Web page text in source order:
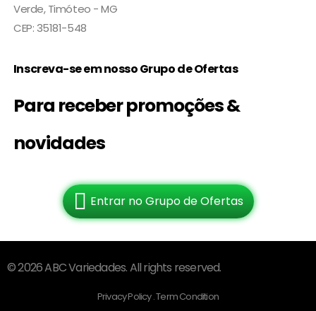
Verde, Timóteo - MG
CEP: 35181-548
Inscreva-se em nosso Grupo de Ofertas
Para receber promoções &
novidades
Entrar no Grupo de Ofertas
© 2026 ABC Variedades. All rights reserved.
Privacy Policy . Term Condition